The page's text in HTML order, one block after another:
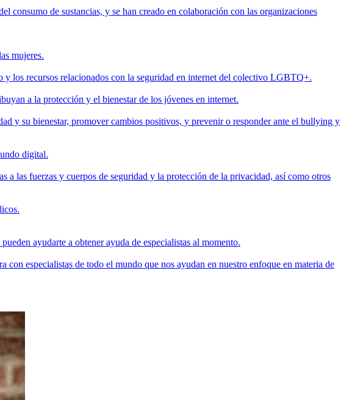
consumo de sustancias, y se han creado en colaboración con las organizaciones
mujeres.
los recursos relacionados con la seguridad en internet del colectivo LGBTQ+.
a la protección y el bienestar de los jóvenes en internet.
y su bienestar, promover cambios positivos, y prevenir o responder ante el bullying y
digital.
a las fuerzas y cuerpos de seguridad y la protección de la privacidad, así como otros
ayudarte a obtener ayuda de especialistas al momento.
especialistas de todo el mundo que nos ayudan en nuestro enfoque en materia de